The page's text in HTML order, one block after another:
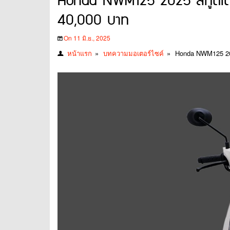
40,000 บาท
On 11 มิ.ย., 2025
หน้าแรก » บทความมอเตอร์ไซค์ » Honda NWM125